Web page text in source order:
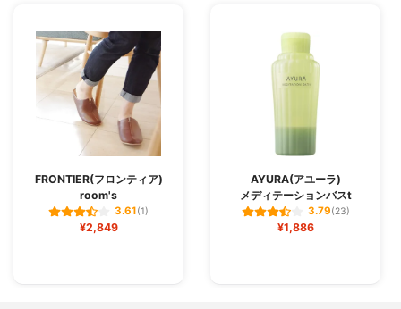
FRONTIER(フロンティア)
room's
3.61(1)
¥2,849
AYURA(アユーラ)
メディテーションバスt
3.79(23)
¥1,886